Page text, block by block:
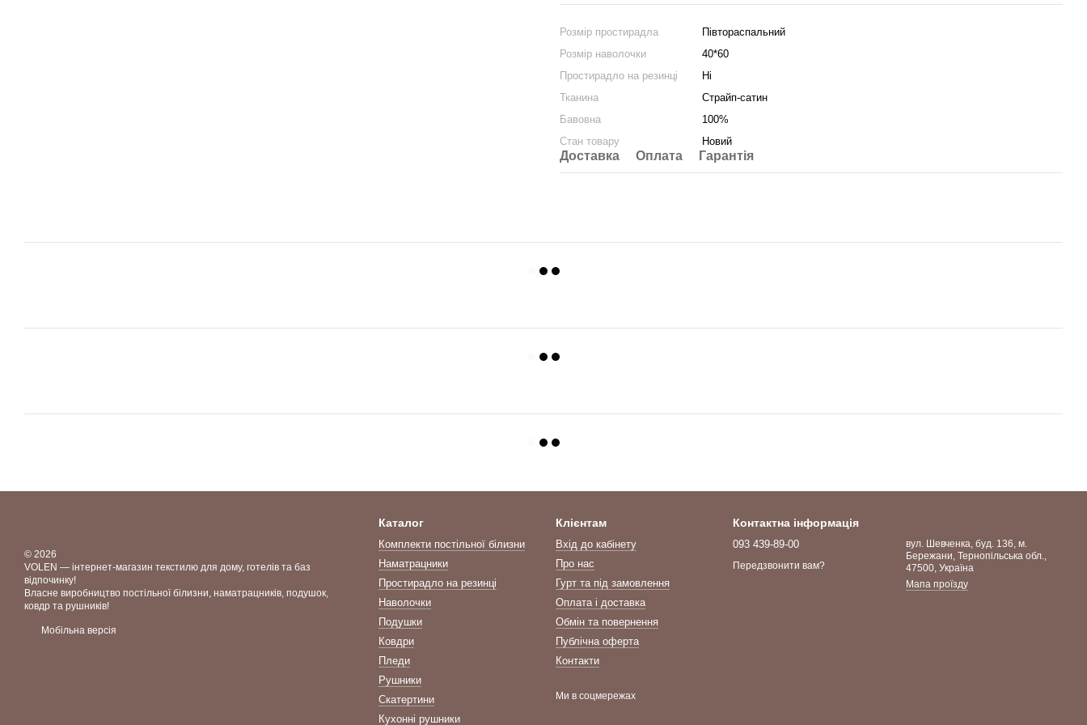
Розмір простирадла
Півтораспальний
Розмір наволочки
40*60
Простирадло на резинці
Ні
Тканина
Страйп-сатин
Бавовна
100%
Стан товару
Новий
Доставка Оплата Гарантія
© 2026
VOLEN — інтернет-магазин текстилю для дому, готелів та баз
відпочинку!
Власне виробництво постільної білизни, наматрацників, подушок,
ковдр та рушників!
Мобільна версія
Каталог
Комплекти постільної білизни
Наматрацники
Простирадло на резинці
Наволочки
Подушки
Ковдри
Пледи
Рушники
Скатертини
Кухонні рушники
Клієнтам
Вхід до кабінету
Про нас
Гурт та під замовлення
Оплата і доставка
Обмін та повернення
Публічна оферта
Контакти
Ми в соцмережах
Контактна інформація
093 439-89-00
Передзвонити вам?
вул. Шевченка, буд. 136, м.
Бережани, Тернопільська обл.,
47500, Україна
Мапа проїзду